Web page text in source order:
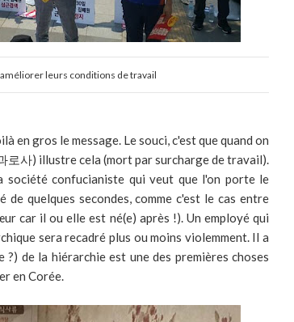
leurs conditions de travail
en gros le message. Le souci, c'est que quand on
로사) illustre cela (mort par surcharge de travail).
société confucianiste qui veut que l'on porte le
quelques secondes, comme c'est le cas entre
car il ou elle est né(e) après !). Un employé qui
sera recadré plus ou moins violemment. Il a
de la hiérarchie est une des premières choses
en Corée.